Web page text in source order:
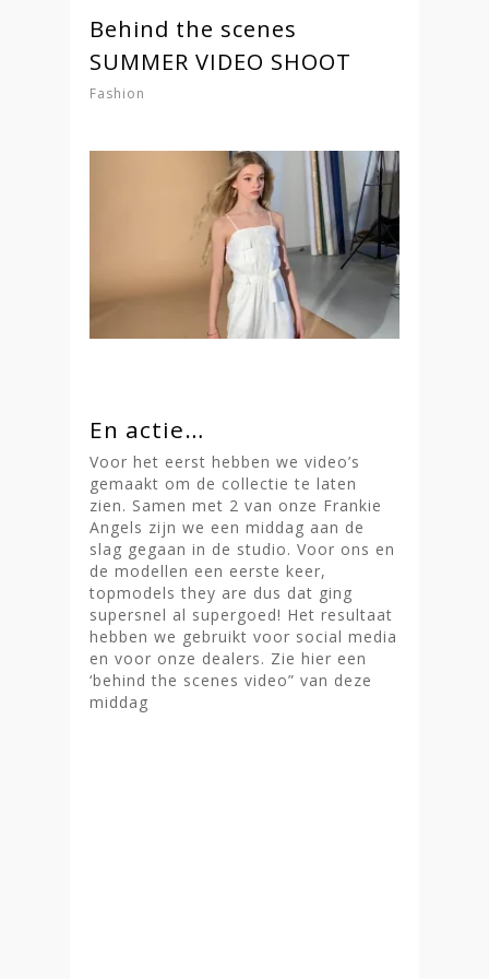
Behind the scenes
SUMMER VIDEO SHOOT
Fashion
En actie…
Voor het eerst hebben we video’s
gemaakt om de collectie te laten
zien. Samen met 2 van onze Frankie
Angels zijn we een middag aan de
slag gegaan in de studio. Voor ons en
de modellen een eerste keer,
topmodels they are dus dat ging
supersnel al supergoed! Het resultaat
hebben we gebruikt voor social media
en voor onze dealers. Zie hier een
‘behind the scenes video” van deze
middag